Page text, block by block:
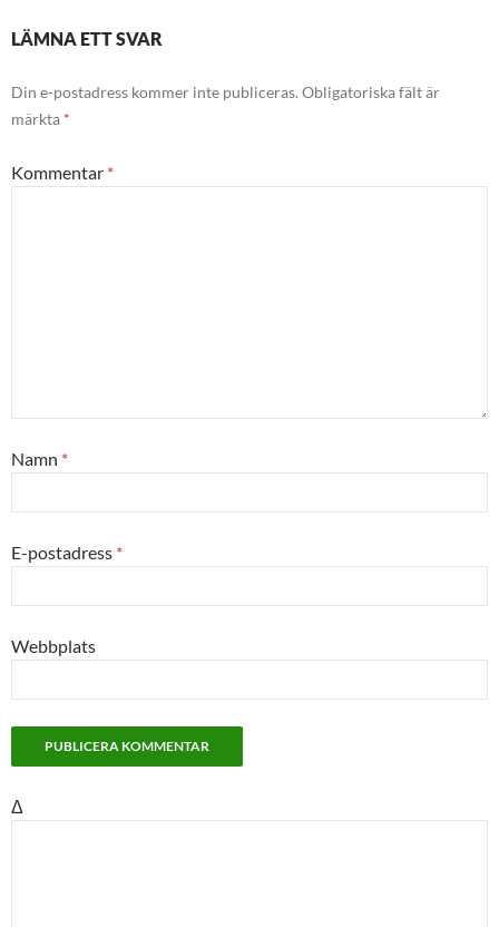
LÄMNA ETT SVAR
Din e-postadress kommer inte publiceras. Obligatoriska fält är
märkta *
Kommentar *
Namn *
E-postadress *
Webbplats
Δ